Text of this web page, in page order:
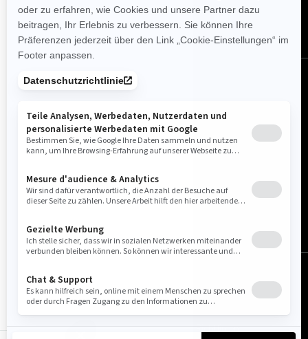
Deutschland (Deutsch)
© BRP 2003-2026
Impressum
Datenschutzrichtlinie
Cookie-Richtlinien